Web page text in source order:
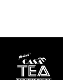
El congreso
de gran
de San Nicolás